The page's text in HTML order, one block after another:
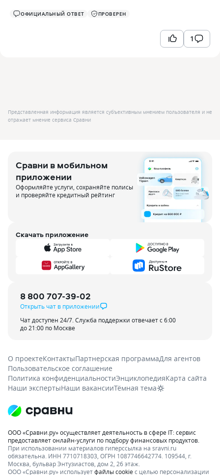
ОФИЦИАЛЬНЫЙ ОТВЕТ ПРОВЕРЕН
1
Представленная информация является субъективным мнением пользователя и не
отражает мнение сервиса Сравни
Сравни в мобильном
приложении
Оформляйте услуги, сохраняйте полисы
и проверяйте кредитный рейтинг
Скачать приложение
8 800 707-39-02
Открыть чат в приложении
Чат доступен 24/7. Служба поддержки отвечает с 6:00
до 21:00 по Москве
О проектеКонтактыПартнерская программаДля агентов
Пользовательское соглашение
Политика конфиденциальностиЭнциклопедияКарта сайта
Наши экспертыНаши вакансииТёмная тема
ООО «Сравни.ру» осуществляет деятельность в сфере IT: сервис
предоставляет онлайн-услуги по подбору финансовых продуктов.
При использовании материалов гиперссылка на sravni.ru
обязательна. ИНН 7710718303, ОГРН 1087746642774. 109544, г.
Москва, бульвар Энтузиастов, дом 2, 26 этаж.
ООО «Сравни.ру» используетфайлы cookieс целью персонализации